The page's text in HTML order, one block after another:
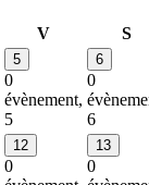
Vvendredi S
5
0
évènement,
5
6
0
6
12
0
13
0